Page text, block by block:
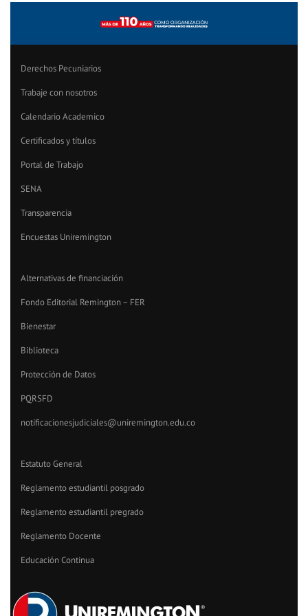
Derechos Pecuniarios
Trabaje con nosotros
Calendario Academico
Certificados y títulos
Portal de Trabajo
SENA
Transparencia
Encuestas Uniremington
Alternativas de financiación
Fondo Editorial Remington – FER
Bienestar
Biblioteca
Protección de Datos
PQRSFD
notificacionesjudiciales@uniremington.edu.co
Estatuto General
Reglamento estudiantil posgrado
Reglamento estudiantil pregrado
Reglamento Docente
Educación Continua